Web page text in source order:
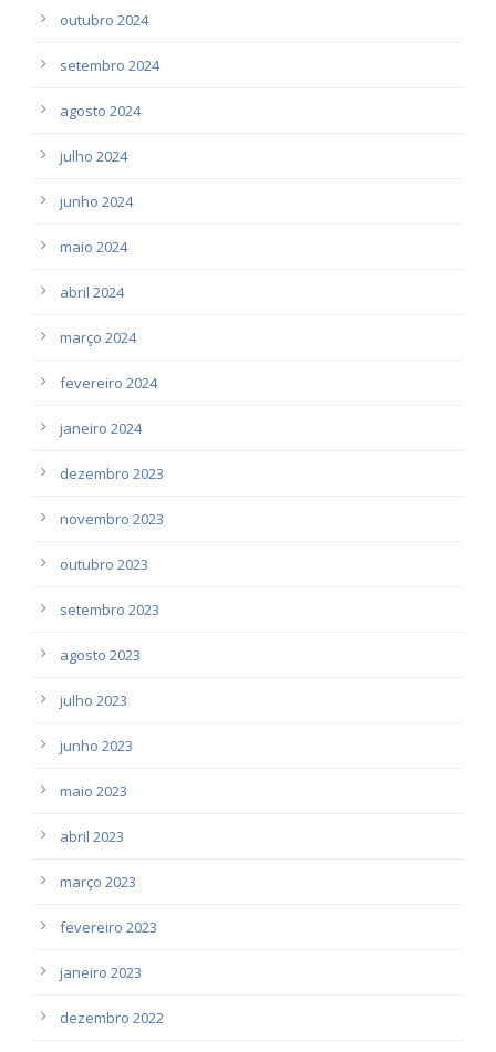
outubro 2024
setembro 2024
agosto 2024
julho 2024
junho 2024
maio 2024
abril 2024
março 2024
fevereiro 2024
janeiro 2024
dezembro 2023
novembro 2023
outubro 2023
setembro 2023
agosto 2023
julho 2023
junho 2023
maio 2023
abril 2023
março 2023
fevereiro 2023
janeiro 2023
dezembro 2022